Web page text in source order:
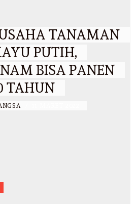
TANAMAN
PUTIH,
BISA PANEN
TAHUN